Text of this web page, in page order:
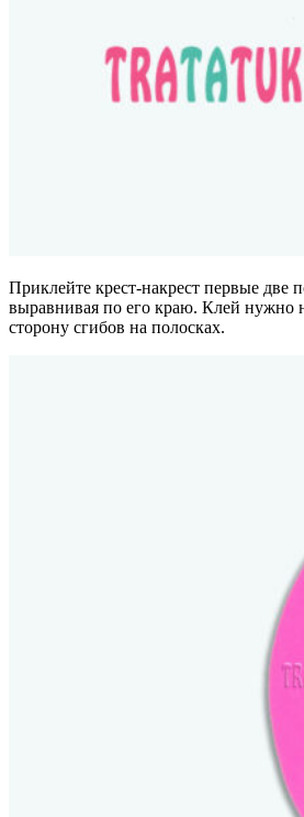
Приклейте крест-накрест первые две
выравнивая по его краю. Клей
сторону сгибов на полосках.